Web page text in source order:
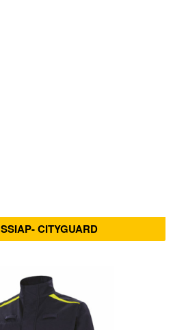
CITYGUARD